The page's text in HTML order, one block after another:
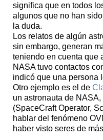
significa que en todos
algunos que no han
la duda.
Los relatos de algún
sin embargo, generan
teniendo en cuenta que
NASA tuvo contactos
indicó que una persona
Otro ejemplo es el de
un astronauta de
(SpaceCraft Operator,
hablar del fenómeno
haber visto seres de